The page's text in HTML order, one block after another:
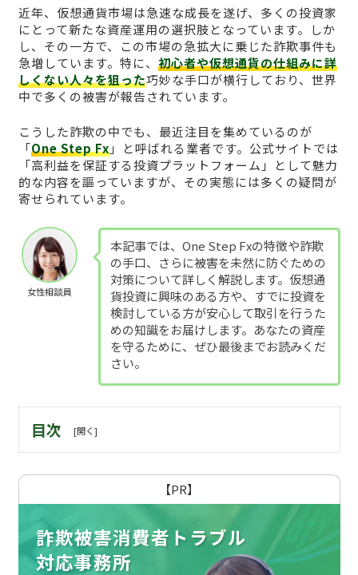
近年、仮想通貨市場は急速な成長を遂げ、多くの投資家
にとって新たな資産運用の選択肢となっています。しか
し、その一方で、この市場の急拡大に乗じた詐欺事件も
急増しています。特に、 初心者や仮想通貨の仕組みに詳
しくない人々を狙った巧妙な手口が横行しており、世界
中で多くの被害が報告されています。
こうした詐欺の中でも、最近注目を集めているのが
「One Step Fx」と呼ばれる業者です。公式サイトでは
「高利益を保証する投資プラットフォーム」として魅力
的な内容を謳っていますが、その実態には多くの疑問が
寄せられています。
女性相談員
本記事では、One Step Fxの特徴や詐欺
の手口、さらに被害を未然に防ぐための
対策について詳しく解説します。仮想通
貨投資に興味のある方や、すでに投資を
検討している方が安心して取引を行うた
めの知識をお届けします。あなたの資産
を守るために、ぜひ最後までお読みくだ
さい。
目次
【PR】
詐欺被害消費者トラブル
対応事務所